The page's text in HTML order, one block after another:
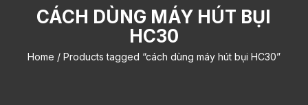
CÁCH DÙNG MÁY HÚT BỤI
HC30
Home / Products tagged “cách dùng máy hút bụi HC30”